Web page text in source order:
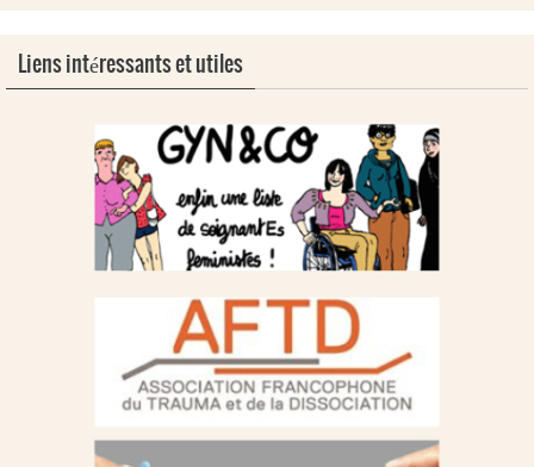
Liens intéressants et utiles